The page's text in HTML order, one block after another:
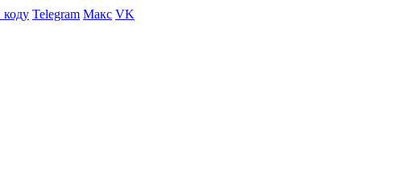
коду Telegram Макс VK